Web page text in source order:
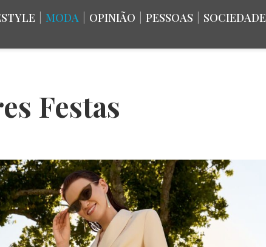
MODA OPINIÃO PESSOAS SOCIEDADE
Festas